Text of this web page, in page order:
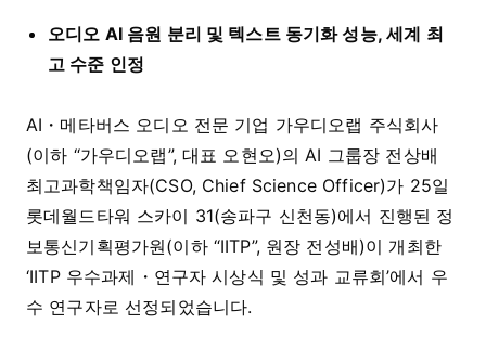
오디오 AI 음원 분리 및 텍스트 동기화 성능, 세계 최
고 수준 인정
AI・메타버스 오디오 전문 기업 가우디오랩 주식회사
(이하 “가우디오랩”, 대표 오현오)의 AI 그룹장 전상배
최고과학책임자(CSO, Chief Science Officer)가 25일
롯데월드타워 스카이 31(송파구 신천동)에서 진행된 정
보통신기획평가원(이하 “IITP”, 원장 전성배)이 개최한
‘IITP 우수과제・연구자 시상식 및 성과 교류회’에서 우
수 연구자로 선정되었습니다.